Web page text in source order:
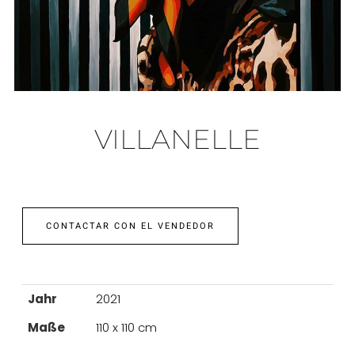
VILLANELLE
CONTACTAR CON EL VENDEDOR
Jahr
2021
Maße
110 x 110 cm